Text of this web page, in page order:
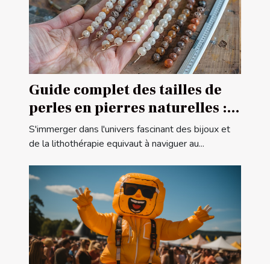
Guide complet des tailles de
perles en pierres naturelles :
comment choisir la bonne
taille pour vos projets de
bijouterie et de lithothérapie
S'immerger dans l'univers fascinant des bijoux et
de la lithothérapie equivaut à naviguer au...